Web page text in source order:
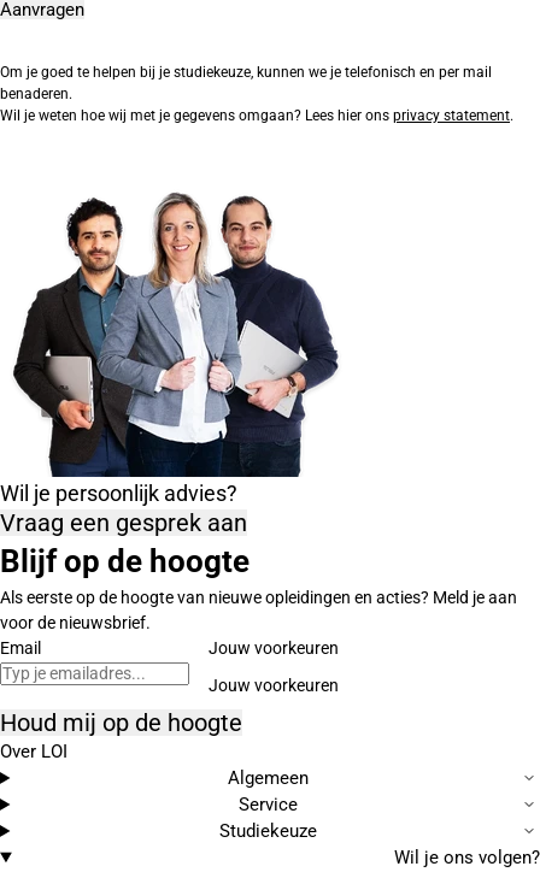
Om je goed te helpen bij je studiekeuze, kunnen we je telefonisch en per mail
benaderen.
Wil je weten hoe wij met je gegevens omgaan? Lees hier ons privacy statement.
Wil je persoonlijk advies?
Vraag een gesprek aan
Blijf op de hoogte
Als eerste op de hoogte van nieuwe opleidingen en acties? Meld je aan
voor de nieuwsbrief.
Email
Jouw voorkeuren
Houd mij op de hoogte
Over LOI
Algemeen
Service
Studiekeuze
Wil je ons volgen?